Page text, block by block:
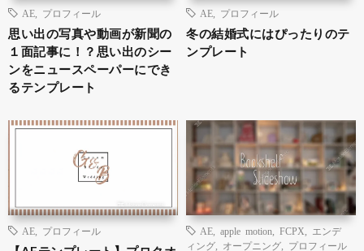
AE プロフィール
思い出の写真や動画が新聞の
１面記事に！？思い出のシー
ンをニュースペーパーにでき
るテンプレート
AE プロフィール
冬の結婚式にはぴったりのテ
ンプレート
AE プロフィール AE apple motion FCPX
エンデ
ィング
オープニング プロフィール